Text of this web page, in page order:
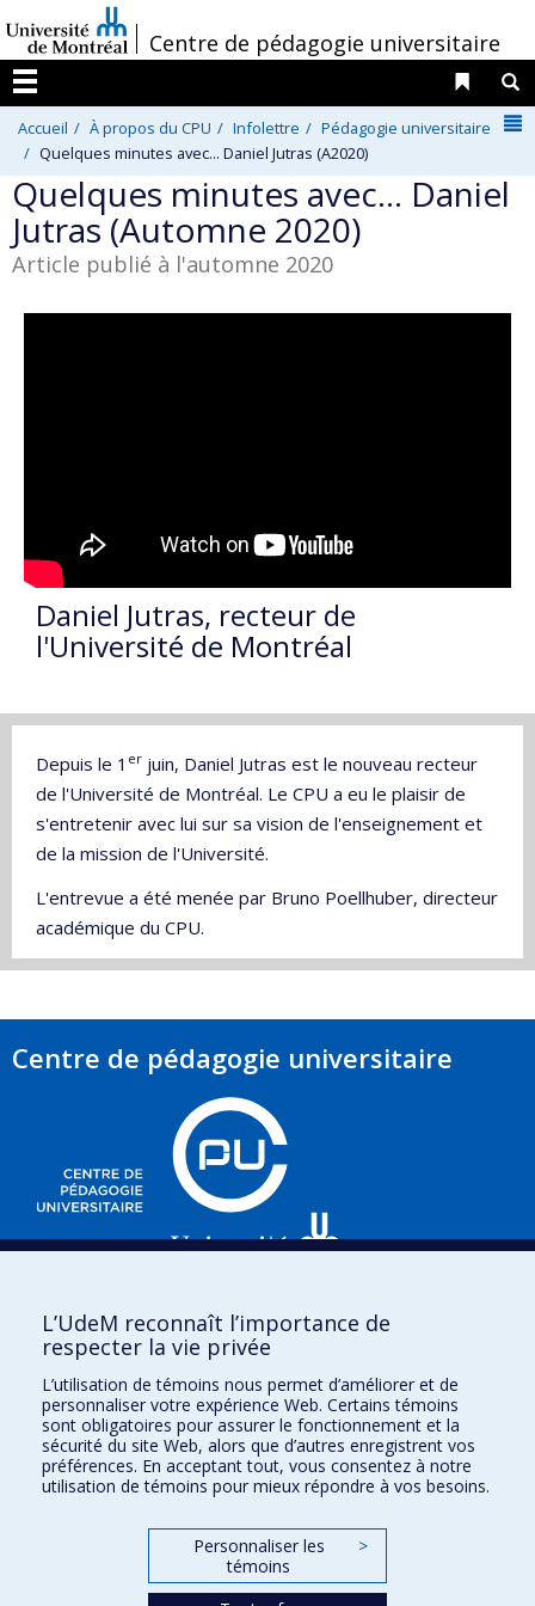
au
contenu
/
Centre de pédagogie universitaire
Menu
Liens
Accueil À propos du CPU Infolettre
Pédagogie universitaire
Quelques minutes avec... Daniel Jutras (A2020)
Quelques minutes avec… Daniel
Jutras (Automne 2020)
Article publié à l'automne 2020
Daniel Jutras, recteur de
l'Université de Montréal
Depuis le 1 er juin, Daniel Jutras est le nouveau recteur
de l'Université de Montréal. Le CPU a eu le plaisir de
s'entretenir avec lui sur sa vision de l'enseignement et
de la mission de l'Université.
L'entrevue a été menée par Bruno Poellhuber, directeur
académique du CPU.
Centre de pédagogie universitaire
3535, chemin Queen-Mary,
Bureau 220 (2 étage),
Montréal (Québec)
H3V 1H8
L’UdeM reconnaît l’importance de
respecter la vie privée
L’utilisation de témoins nous permet d’améliorer et de
personnaliser votre expérience Web. Certains témoins
sont obligatoires pour assurer le fonctionnement et la
sécurité du site Web, alors que d’autres enregistrent vos
préférences. En acceptant tout, vous consentez à notre
utilisation de témoins pour mieux répondre à vos besoins.
Personnaliser les
témoins
>